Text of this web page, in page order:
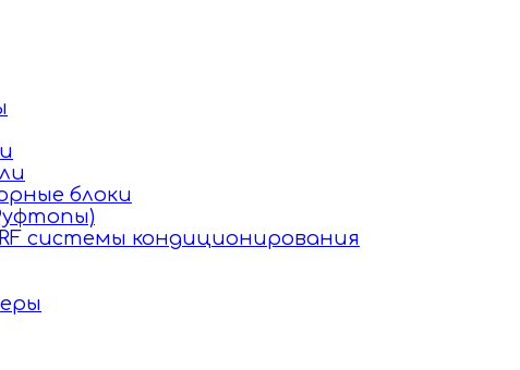
блоки
системы кондиционирования